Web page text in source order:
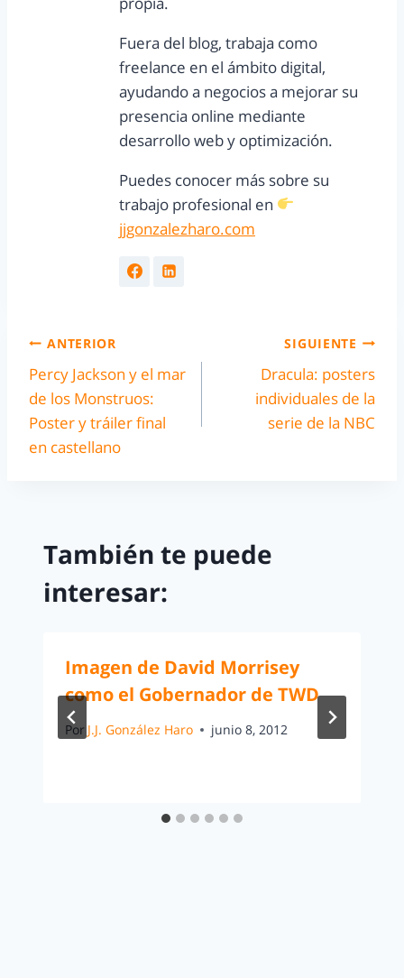
Fuera del blog, trabaja como
freelance en el ámbito digital,
ayudando a negocios a mejorar su
presencia online mediante
desarrollo web y optimización.
Puedes conocer más sobre su
trabajo profesional en
jjgonzalezharo.com
ANTERIOR
Percy Jackson y el mar
de los Monstruos:
Poster y tráiler final
en castellano
SIGUIENTE
Dracula: posters
individuales de la
serie de la NBC
También te puede
interesar:
Imagen de David Morrisey
como el Gobernador de TWD
Por J.J. González Haro junio 8, 2012